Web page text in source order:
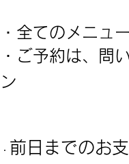
・全てのメニュ
・ご予約は、問
ン よりお
・ 前日までのお